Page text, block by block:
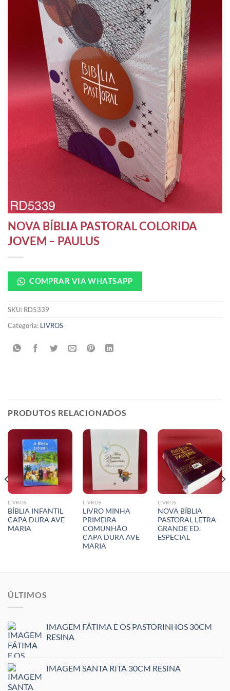
NOVA BÍBLIA PASTORAL COLORIDA
JOVEM – PAULUS
COMPRAR VIA WHATSAPP
SKU: RD5339
Categoria: LIVROS
PRODUTOS RELACIONADOS
LIVROS
BÍBLIA INFANTIL
CAPA DURA AVE
MARIA
LIVROS
LIVRO MINHA
PRIMEIRA
COMUNHÃO
CAPA DURA AVE
MARIA
LIVROS
NOVA BÍBLIA
PASTORAL LETRA
GRANDE ED.
ESPECIAL
ÚLTIMOS
IMAGEM FÁTIMA E OS PASTORINHOS 30CM
RESINA
IMAGEM SANTA RITA 30CM RESINA